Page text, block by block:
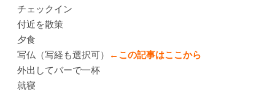
チェックイン
付近を散策
夕食
写仏（写経も選択可） ←この記事はここから
外出してバーで一杯
就寝